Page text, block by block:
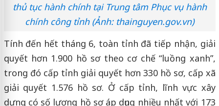
thủ tục hành chính tại Trung tâm Phục vụ hành
chính công tỉnh (Ảnh: thainguyen.gov.vn)
Tính đến hết tháng 6, toàn tỉnh đã tiếp nhận, giải
quyết hơn 1.900 hồ sơ theo cơ chế “luồng xanh”,
trong đó cấp tỉnh giải quyết hơn 330 hồ sơ, cấp xã
giải quyết 1.576 hồ sơ. Ở cấp tỉnh, lĩnh vực xây
dựng có số lượng hồ sơ áp dụng nhiều nhất với 173